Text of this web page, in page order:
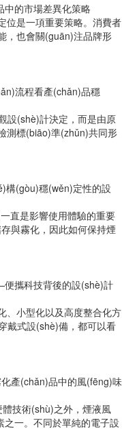
的市場差異化策略
位是一項重要策略。消費者
，也會關(guān)注品牌形
流程看產(chǎn)品穩
設(shè)計決定，而是由原
測標(biāo)準(zhǔn)共同形
(gòu)穩(wěn)定性的設
直是影響使用體驗的重要
與霧化，因此如何保持煙
攜科技背後的設(shè)計
、小型化以及高度整合化方
戴式設(shè)備，都可以看
產(chǎn)品中的風(fēng)味
技術(shù)之外，煙液風
一。不同於單純的電子設